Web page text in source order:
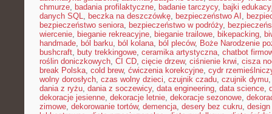
chmurze, badania profilaktyczne, badanie tarczycy, bajki
danych SQL, beczka na deszczówkę, bezpieczeństwo AI ,
bezpieczeństwo seniora, bezpieczeństwo w podróży,
wiercenie, bieganie rekreacyjne, bieganie trailowe, bikepacking,
handmade, ból barku, ból kolana, ból pleców, Boże Narodzenie
bushcraft, buty trekkingowe, ceramika artystyczna, chatbot
roślin doniczkowych, CI CD, cięcie drzew, ciśnienie krwi, cisza
break Polska, cold brew, ćwiczenia korekcyjne, cydr
wolny dorosłych, czas wolny dzieci, czujnik czadu, czujnik dymu
dania z ryżu, dania z soczewicy, data engineering, data science,
dekoracje jesienne, dekoracje letnie, dekoracje sezonowe,
zimowe, dekorowanie tortów, demencja, desery bez cukru,